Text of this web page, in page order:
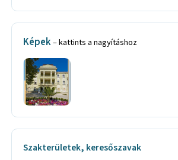
Képek– kattints a nagyításhoz
Szakterületek, keresőszavak